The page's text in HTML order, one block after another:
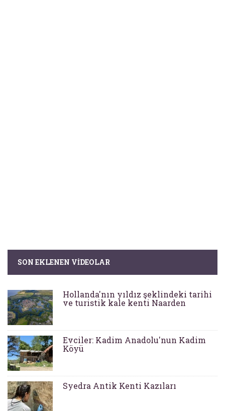
SON EKLENEN VIDEOLAR
Hollanda'nın yıldız şeklindeki tarihi
ve turistik kale kenti Naarden
Evciler: Kadim Anadolu'nun Kadim
Köyü
Syedra Antik Kenti Kazıları